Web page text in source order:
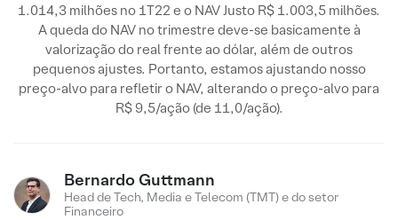
1.014,3 milhões no 1T22 e o NAV Justo R$ 1.003,5 milhões.
A queda do NAV no trimestre deve-se basicamente à
valorização do real frente ao dólar, além de outros
pequenos ajustes. Portanto, estamos ajustando nosso
preço-alvo para refletir o NAV, alterando o preço-alvo para
R$ 9,5/ação (de 11,0/ação).
Bernardo Guttmann
Head de Tech, Media e Telecom (TMT) e do setor
Financeiro